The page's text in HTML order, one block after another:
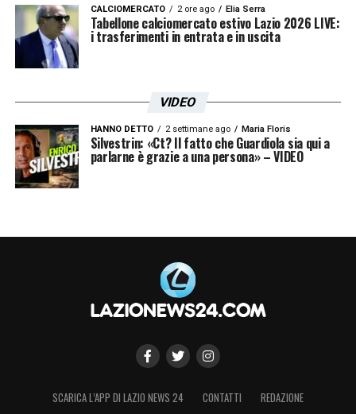
CALCIOMERCATO 2 ore ago Elia Serra
Tabellone calciomercato estivo Lazio 2026 LIVE:
i trasferimenti in entrata e in uscita
VIDEO
HANNO DETTO 2 settimane ago Maria Floris
Silvestrin: «Ct? Il fatto che Guardiola sia qui a
parlarne è grazie a una persona» – VIDEO
SCARICA L’APP DI LAZIO NEWS 24 CONTATTI
REDAZIONE